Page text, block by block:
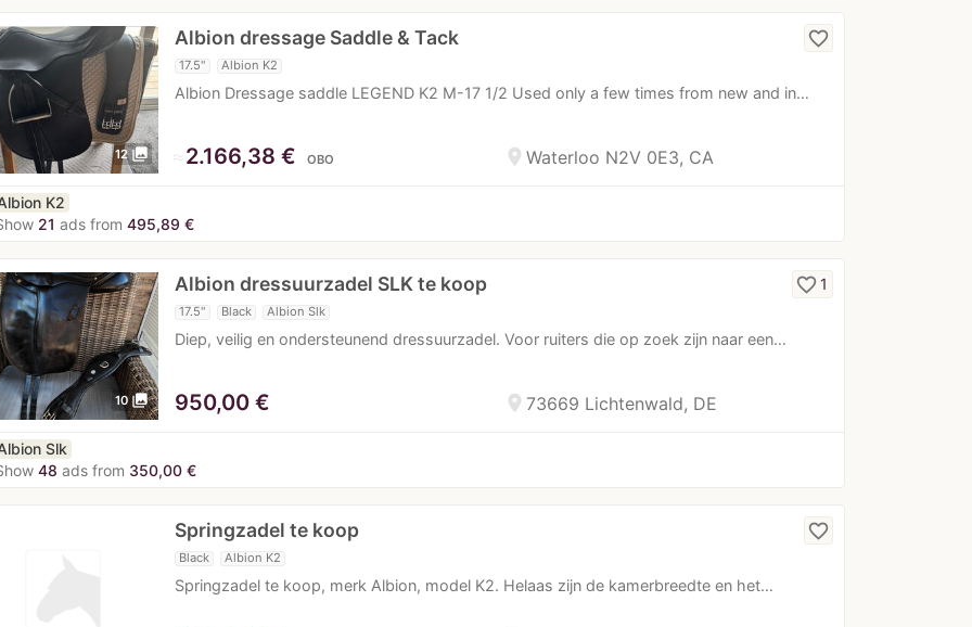
12 photo_library
Albion dressage Saddle & Tack
17.5" Albion K2
Albion Dressage saddle LEGEND K2 M-17 1/2 Used only a few times from new and in…
favorite_border
location_onWaterloo N2V 0E3, CA
≈2.166,38 € OBO
K2
21 ads from 495,89 €
10 photo_library
Albion dressuurzadel SLK te koop
17.5" Black Albion Slk
Diep, veilig en ondersteunend dressuurzadel. Voor ruiters die op zoek zijn naar een…
favorite_border1
location_on 73669 Lichtenwald, DE
950,00 €
Slk
48 ads from 350,00 €
Springzadel te koop
Black Albion K2
Springzadel te koop, merk Albion, model K2. Helaas zijn de kamerbreedte en het…
favorite_border